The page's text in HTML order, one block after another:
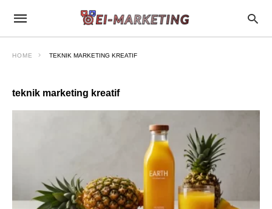
HOME TEKNIK MARKETING KREATIF
teknik marketing kreatif